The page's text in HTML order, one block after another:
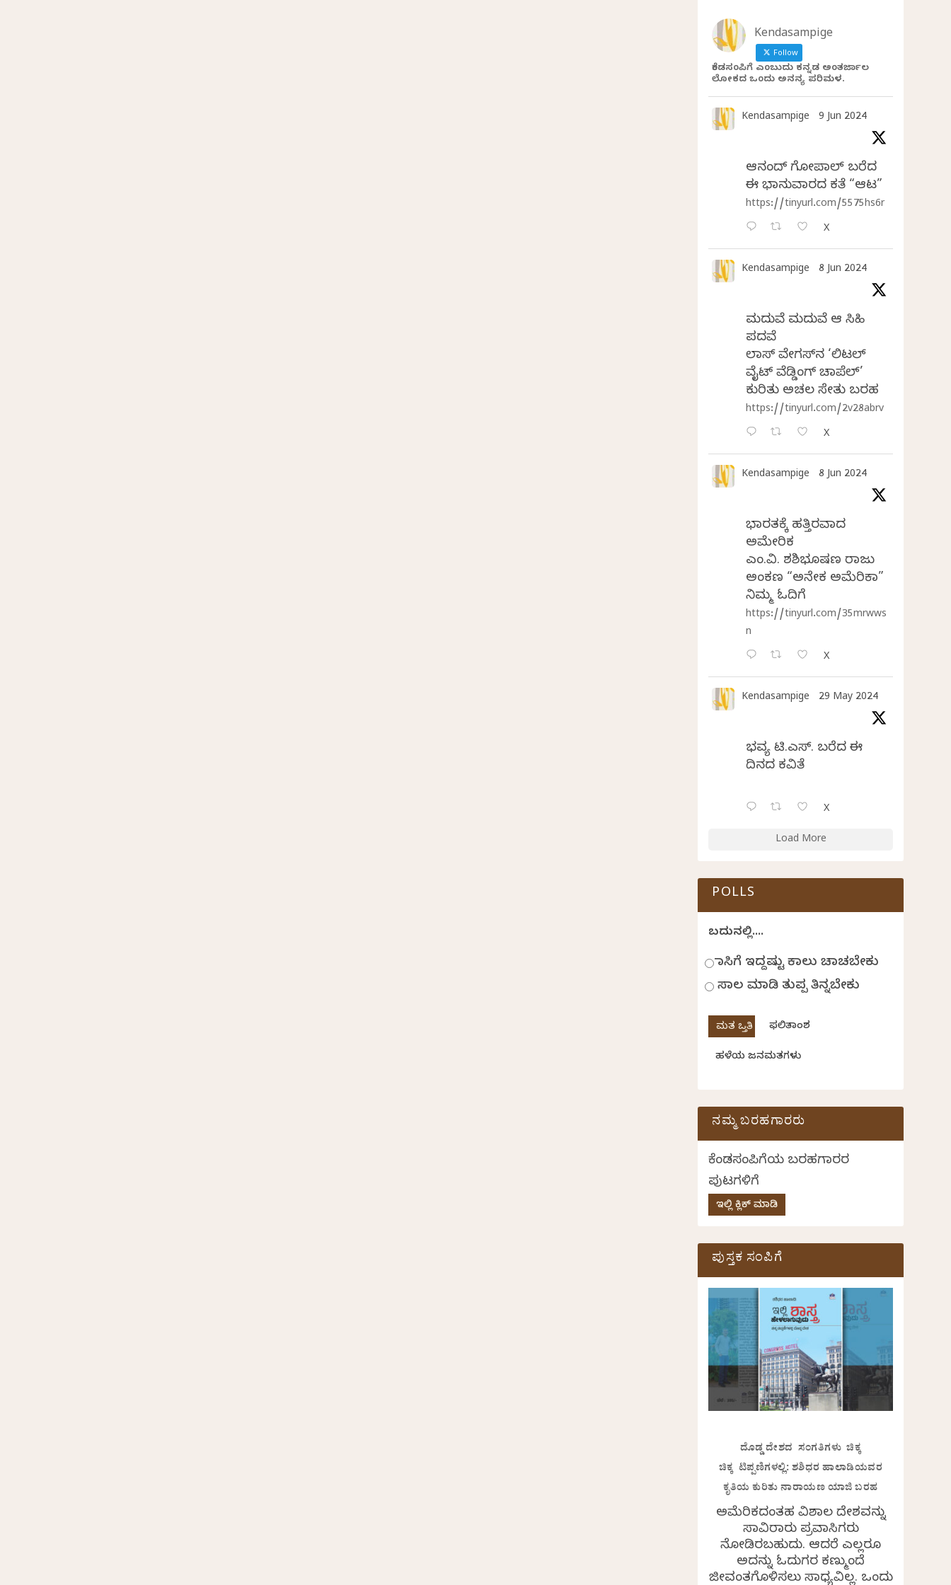
Kendasampige
Follow
ಕೆಂಡಸಂಪಿಗೆ ಎಂಬುದು ಕನ್ನಡ ಅಂತರ್ಜಾಲ
ಲೋಕದ ಒಂದು ಅನನ್ಯ ಪರಿಮಳ.
Kendasampige 9 Jun 2024
ಆನಂದ್‌ ಗೋಪಾಲ್‌ ಬರೆದ
ಈ ಭಾನುವಾರದ ಕತೆ “ಆಟ”
https://tinyurl.com/5575hs6r
X
Kendasampige 8 Jun 2024
ಮದುವೆ ಮದುವೆ ಆ ಸಿಹಿ
ಪದವೆ
ಲಾಸ್‌ ವೇಗಸ್‌ನ ‘ಲಿಟಲ್
ವೈಟ್ ವೆಡ್ಡಿಂಗ್ ಚಾಪೆಲ್’
ಕುರಿತು ಅಚಲ ಸೇತು ಬರಹ
https://tinyurl.com/2v28abrv
X
Kendasampige 8 Jun 2024
ಭಾರತಕ್ಕೆ ಹತ್ತಿರವಾದ
ಅಮೇರಿಕ
ಎಂ.ವಿ. ಶಶಿಭೂಷಣ ರಾಜು
ಅಂಕಣ “ಅನೇಕ ಅಮೆರಿಕಾ”
ನಿಮ್ಮ ಓದಿಗೆ
https://tinyurl.com/35mrwws
n
X
Kendasampige 29 May 2024
ಭವ್ಯ ಟಿ.ಎಸ್. ಬರೆದ ಈ
ದಿನದ ಕವಿತೆ
X
Load More
POLLS
ಬದುಕಿನಲ್ಲಿ....
ಹಾಸಿಗೆ ಇದ್ದಷ್ಟು ಕಾಲು ಚಾಚಬೇಕು
ಸಾಲ ಮಾಡಿ ತುಪ್ಪ ತಿನ್ನಬೇಕು
ಫಲಿತಾಂಶ
ಹಳೆಯ ಜನಮತಗಳು
ನಮ್ಮ ಬರಹಗಾರರು
ಕೆಂಡಸಂಪಿಗೆಯ ಬರಹಗಾರರ
ಪುಟಗಳಿಗೆ
ಇಲ್ಲಿ ಕ್ಲಿಕ್ ಮಾಡಿ
ಪುಸ್ತಕ ಸಂಪಿಗೆ
ದೊಡ್ಡ ದೇಶದ ಸಂಗತಿಗಳು ಚಿಕ್ಕ
ಚಿಕ್ಕ ಟಿಪ್ಪಣಿಗಳಲ್ಲಿ: ಶಶಿಧರ ಹಾಲಾಡಿಯವರ
ಕೃತಿಯ ಕುರಿತು ನಾರಾಯಣ ಯಾಜಿ ಬರಹ
ಅಮೆರಿಕದಂತಹ ವಿಶಾಲ ದೇಶವನ್ನು
ಸಾವಿರಾರು ಪ್ರವಾಸಿಗರು
ನೋಡಿರಬಹುದು. ಆದರೆ ಎಲ್ಲರೂ
ಅದನ್ನು ಓದುಗರ ಕಣ್ಮುಂದೆ
ಜೀವಂತಗೊಳಿಸಲು ಸಾಧ್ಯವಿಲ್ಲ. ಒಂದು